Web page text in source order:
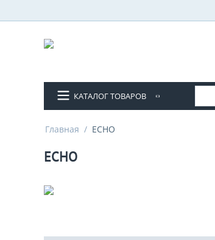
КАТАЛОГ ТОВАРОВ
Главная / ECHO
ECHO